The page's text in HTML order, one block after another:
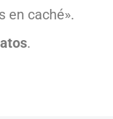
en caché».
.